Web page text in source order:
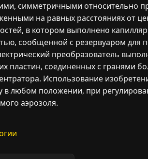
симметричными относительно
на равных расстояниях от
в котором выполнено
сообщенной с резервуаром для
преобразователь
пластин, соединенных с гранями
Использование
в любом положении, при
аэрозоля.